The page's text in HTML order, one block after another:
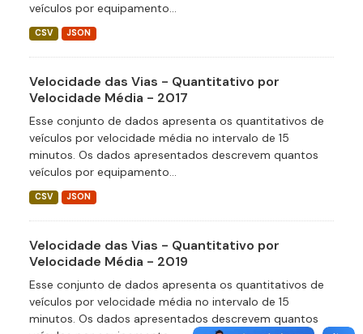
veículos por equipamento...
CSV JSON
Velocidade das Vias - Quantitativo por
Velocidade Média - 2017
Esse conjunto de dados apresenta os quantitativos de
veículos por velocidade média no intervalo de 15
minutos. Os dados apresentados descrevem quantos
veículos por equipamento...
CSV JSON
Velocidade das Vias - Quantitativo por
Velocidade Média - 2019
Esse conjunto de dados apresenta os quantitativos de
veículos por velocidade média no intervalo de 15
minutos. Os dados apresentados descrevem quantos